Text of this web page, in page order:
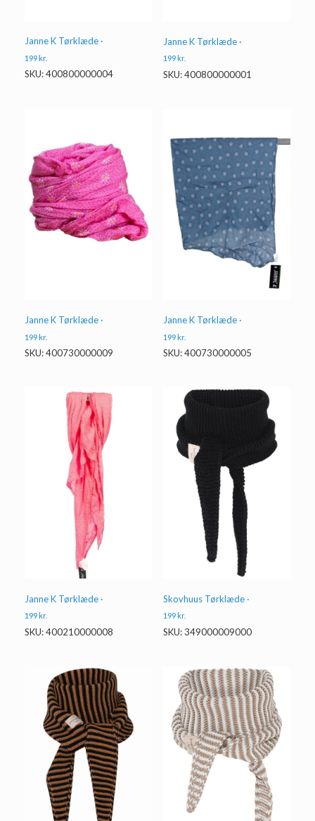
Janne K Tørklæde ·
199kr.
SKU: 400800000004
Janne K Tørklæde ·
199 kr.
SKU: 400800000001
Janne K Tørklæde ·
199kr.
SKU: 400730000009
Janne K Tørklæde ·
199kr.
SKU: 400730000005
Janne K Tørklæde ·
199 kr.
SKU: 400210000008
Skovhuus Tørklæde ·
199 kr.
SKU: 349000009000